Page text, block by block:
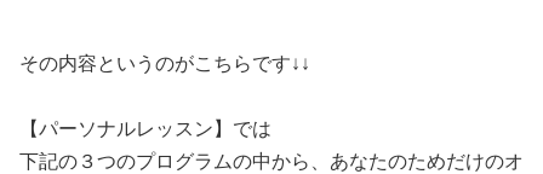
その内容というのがこちらです↓↓
【パーソナルレッスン】では
下記の３つのプログラムの中から、あなたのためだけのオ